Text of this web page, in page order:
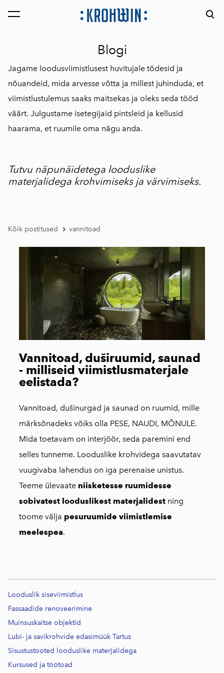
lisati ostukorvi. Vaata ostukorvi
Blogi
Jagame loodusviimistlusest huvitujale tõdesid ja
nõuandeid, mida arvesse võtta ja millest juhinduda, et
viimistlustulemus saaks maitsekas ja oleks seda tööd
väärt. Julgustame isetegijaid pintsleid ja kellusid
haarama, et ruumile oma nägu anda.
Tutvu näpunäidetega looduslike
materjalidega krohvimiseks ja värvimiseks.
Kõik postitused vannitoad
Vannitoad, duširuumid, saunad
- milliseid viimistlusmaterjale
eelistada?
Vannitoad, dušinurgad ja saunad on ruumid, mille
märksõnadeks võiks olla PESE, NAUDI, MÕNULE.
Mida toetavam on interjöör, seda paremini end
selles tunneme. Looduslike krohvidega saavutatav
vuugivaba lahendus on iga perenaise unistus.
Teeme ülevaate niisketesse ruumidesse
sobivatest looduslikest materjalidest ning
toome välja pesuruumide viimistlemise
meelespea.
Looduslik siseviimistlus
Fassaadide renoveerimine
Muinsuskaitse objektid
Lubi- ja savikrohvide edasimüük Tartus
Sisustustooted looduslike materjalidega
Kursused ja töötoad